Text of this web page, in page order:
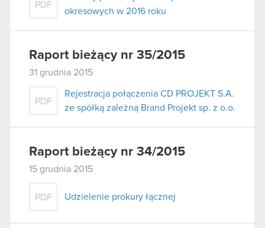
PDF
okresowych w 2016 roku
Raport bieżący nr 35/2015
31 grudnia 2015
PDF
Rejestracja połączenia CD PROJEKT S.A.
ze spółką zależną Brand Projekt sp. z o.o.
Raport bieżący nr 34/2015
15 grudnia 2015
PDF Udzielenie prokury łącznej